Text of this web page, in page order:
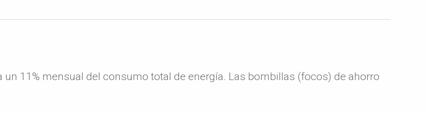
11% mensual del consumo total de energía. Las bombillas (focos) de ahorro